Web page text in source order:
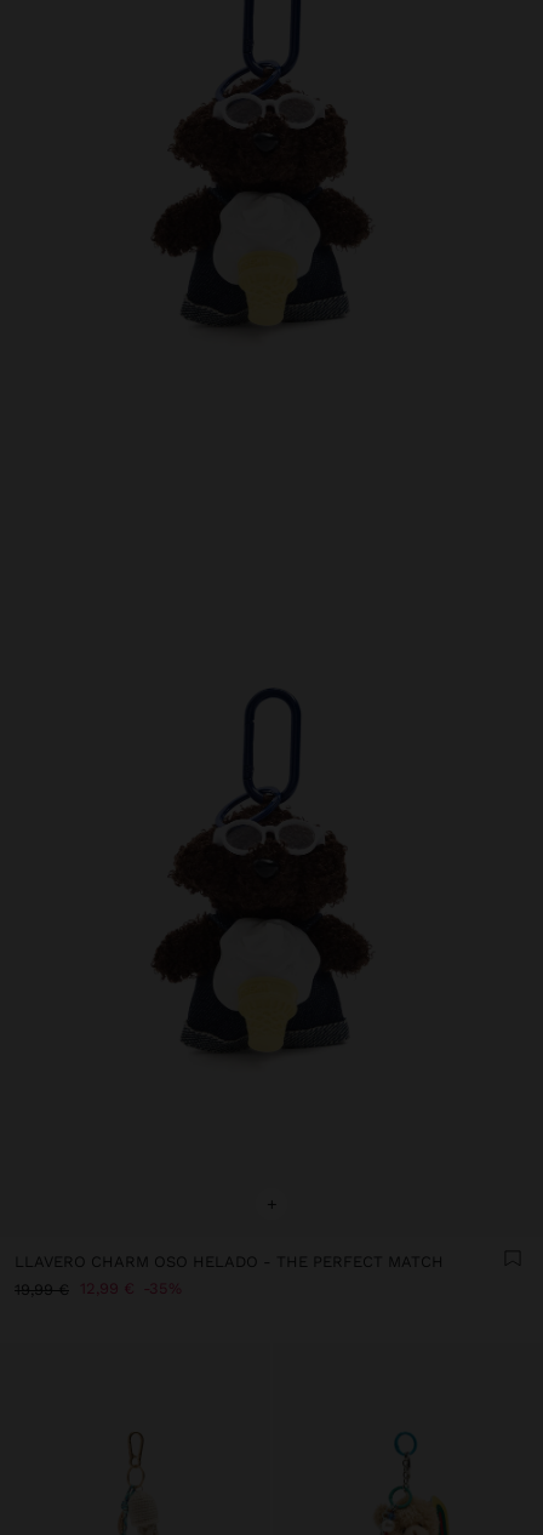
+
LLAVERO CHARM OSO HELADO - THE PERFECT MATCH
19,99 €
12,99 € 35%